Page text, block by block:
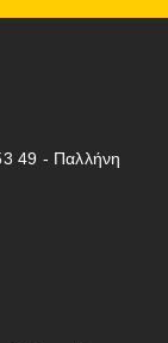
49 - Παλλήνη